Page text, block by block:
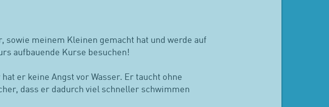
sowie meinem Kleinen gemacht hat und werde auf
aufbauende Kurse besuchen!
er keine Angst vor Wasser. Er taucht ohne
dass er dadurch viel schneller schwimmen